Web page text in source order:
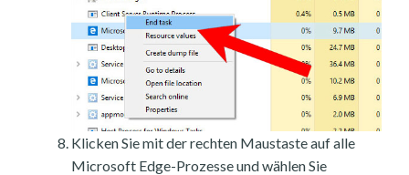
Klicken Sie mit der rechten Maustaste auf alle
Microsoft Edge-Prozesse und wählen Sie